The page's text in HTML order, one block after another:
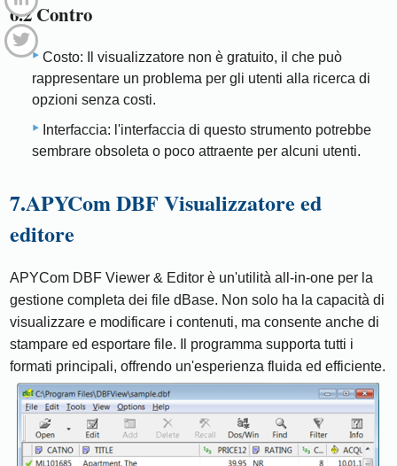
6.2 Contro
Costo: Il visualizzatore non è gratuito, il che può
rappresentare un problema per gli utenti alla ricerca di
opzioni senza costi.
Interfaccia: l'interfaccia di questo strumento potrebbe
sembrare obsoleta o poco attraente per alcuni utenti.
7.APYCom DBF Visualizzatore ed
editore
APYCom DBF Viewer & Editor è un'utilità all-in-one per la
gestione completa dei file dBase. Non solo ha la capacità di
visualizzare e modificare i contenuti, ma consente anche di
stampare ed esportare file. Il programma supporta tutti i
formati principali, offrendo un'esperienza fluida ed efficiente.